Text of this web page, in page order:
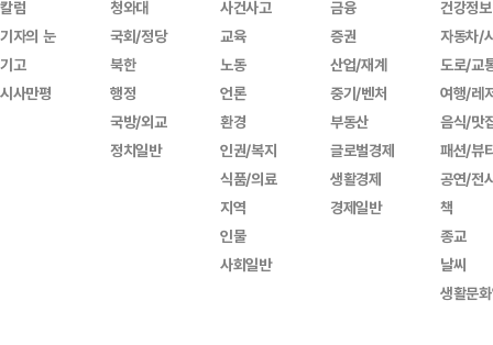
칼럼
기자의 눈
기고
시사만평
청와대
국회/정당
북한
행정
국방/외교
정치일반
사건사고
교육
노동
언론
환경
인권/복지
식품/의료
지역
인물
사회일반
금융
증권
산업/재계
중기/벤처
부동산
글로벌경제
생활경제
경제일반
건강정보
자동차/
도로/교
여행/레
음식/맛
패션/뷰
공연/전
책
종교
날씨
생활문